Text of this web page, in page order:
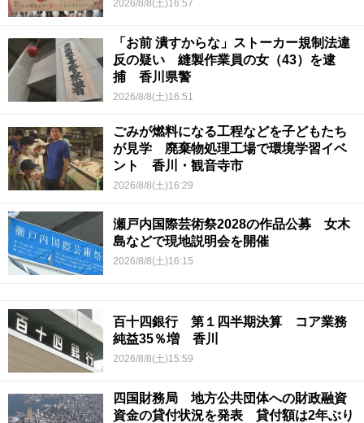
2026/8/8(土)16:57
「お前 潰すからな」ストーカー規制法違
反の疑い 縫製作業員の女（43）を逮
捕 香川県警
2026/8/8(土)16:51
ごみが燃料になる工程などを子どもたち
が見学 廃棄物処理工場で環境学習イベ
ント 香川・観音寺市
2026/8/8(土)16:29
瀬戸内国際芸術祭2028の作品公募 女木
島などで現地説明会を開催
2026/8/8(土)16:15
百十四銀行 第１四半期決算 コア業務
純益35％増 香川
2026/8/8(土)15:59
四国財務局 地方公共団体への財政融資
資金の貸付状況を発表 貸付額は2年ぶり